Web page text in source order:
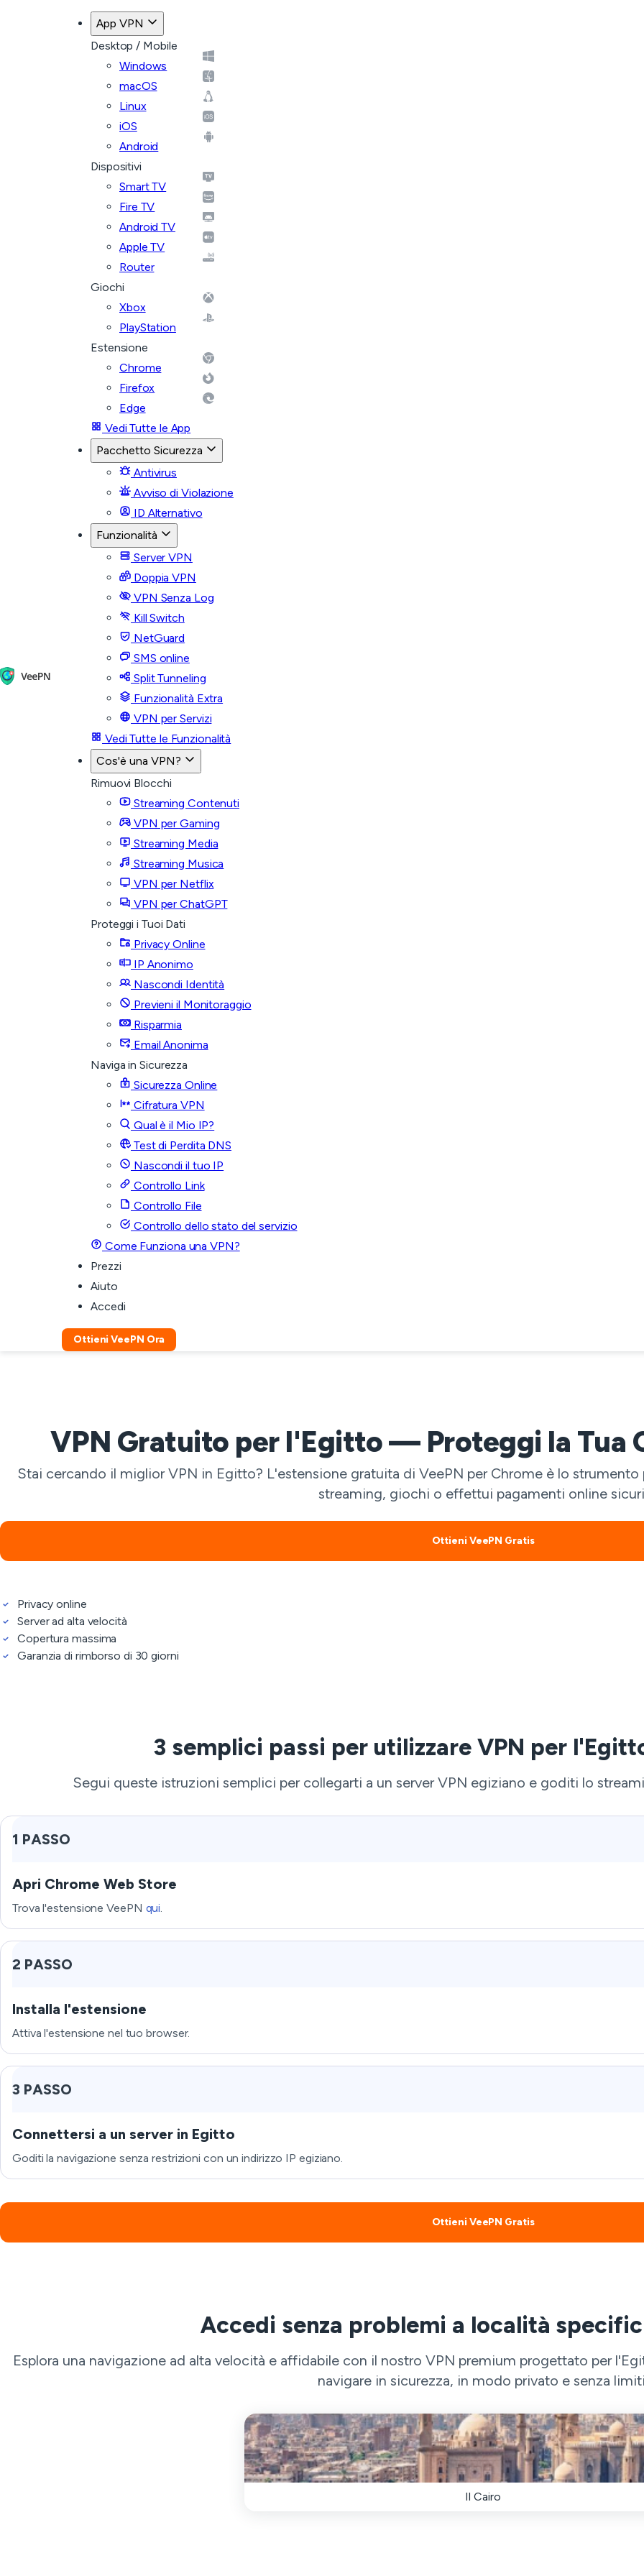
App VPN
Desktop / Mobile
Windows
macOS
Linux
iOS
Android
Dispositivi
Smart TV
Fire TV
Android TV
Apple TV
Router
Giochi
Xbox
PlayStation
Estensione
Chrome
Firefox
Edge
Vedi Tutte le App
Pacchetto Sicurezza
Antivirus
Avviso di Violazione
ID Alternativo
Funzionalità
Server VPN
Doppia VPN
VPN Senza Log
Kill Switch
NetGuard
SMS online
Split Tunneling
Funzionalità Extra
VPN per Servizi
Vedi Tutte le Funzionalità
Cos'è una VPN?
Rimuovi Blocchi
Streaming Contenuti
VPN per Gaming
Streaming Media
Streaming Musica
VPN per Netflix
VPN per ChatGPT
Proteggi i Tuoi Dati
Privacy Online
IP Anonimo
Nascondi Identità
Previeni il Monitoraggio
Risparmia
Email Anonima
Naviga in Sicurezza
Sicurezza Online
Cifratura VPN
Qual è il Mio IP?
Test di Perdita DNS
Nascondi il tuo IP
Controllo Link
Controllo File
Controllo dello stato del servizio
Come Funziona una VPN?
Prezzi
Aiuto
Accedi
Ottieni VeePN Ora
VPN Gratuito per l'Egitto — Proteggi la Tua
Stai cercando il miglior VPN in Egitto? L'estensione gratuita di VeePN per Chrome è lo
streaming, giochi o effettui pagamenti online
Ottieni VeePN Gratis
Privacy online
Server ad alta velocità
Copertura massima
Garanzia di rimborso di 30 giorni
3 semplici passi per utilizzare VPN per
Segui queste istruzioni semplici per collegarti a un server VPN egiziano e goditi lo
1 PASSO
Apri Chrome Web Store
Trova l'estensione VeePN qui.
2 PASSO
Installa l'estensione
Attiva l'estensione nel tuo browser.
3 PASSO
Connettersi a un server in Egitto
Goditi la navigazione senza restrizioni con un indirizzo IP egiziano.
Ottieni VeePN Gratis
Accedi senza problemi a località
Esplora una navigazione ad alta velocità e affidabile con il nostro VPN premium progettato per
navigare in sicurezza, in modo privato e senza
Il Cairo